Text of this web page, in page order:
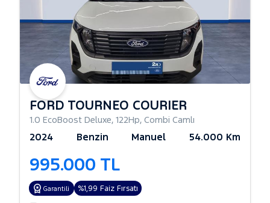
FORD TOURNEO COURIER
1.0 EcoBoost Deluxe, 122Hp, Combi Camlı
2024 Benzin Manuel 54.000 Km
995.000 TL
Garantili %1,99 Faiz Fırsatı